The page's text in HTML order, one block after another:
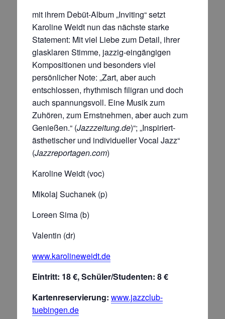
mit ihrem Debüt-Album „Inviting“ setzt
Karoline Weidt nun das nächste starke
Statement: Mit viel Liebe zum Detail, ihrer
glasklaren Stimme, jazzig-eingängigen
Kompositionen und besonders viel
persönlicher Note: „Zart, aber auch
entschlossen, rhythmisch filigran und doch
auch spannungsvoll. Eine Musik zum
Zuhören, zum Ernstnehmen, aber auch zum
Genießen.“ (Jazzzeitung.de)“; „Inspiriert-
ästhetischer und individueller Vocal Jazz“
(Jazzreportagen.com)
Karoline Weidt (voc)
Mikolaj Suchanek (p)
Loreen Sima (b)
Valentin (dr)
www.karolineweidt.de
Eintritt: 18 €, Schüler/Studenten: 8 €
Kartenreservierung: www.jazzclub-
tuebingen.de